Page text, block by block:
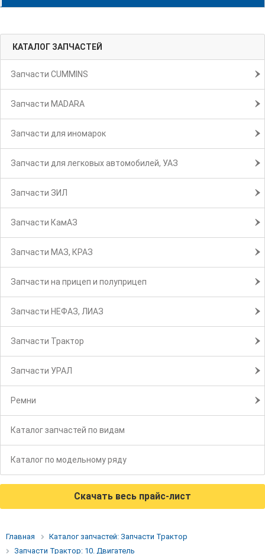
КАТАЛОГ ЗАПЧАСТЕЙ
Запчасти CUMMINS
Запчасти MADARA
Запчасти для иномарок
Запчасти для легковых автомобилей, УАЗ
Запчасти ЗИЛ
Запчасти КамАЗ
Запчасти МАЗ, КРАЗ
Запчасти на прицеп и полуприцеп
Запчасти НЕФАЗ, ЛИАЗ
Запчасти Трактор
Запчасти УРАЛ
Ремни
Каталог запчастей по видам
Каталог по модельному ряду
Скачать весь прайс-лист
Главная
Каталог запчастей: Запчасти Трактор
Запчасти Трактор: 10. Двигатель